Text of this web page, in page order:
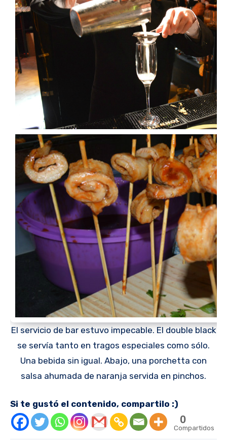
El servicio de bar estuvo impecable. El double black
se servía tanto en tragos especiales como sólo.
Una bebida sin igual. Abajo, una porchetta con
salsa ahumada de naranja servida en pinchos.
Si te gustó el contenido, compartilo :)
0
Compartidos